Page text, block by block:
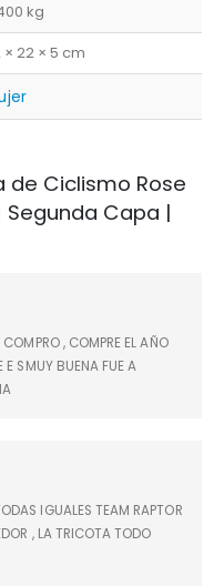
kg
× 22 × 5 cm
de Ciclismo Rose
Segunda Capa |
, COMPRE EL AÑO
E SMUY BUENA FUE A
IGUALES TEAM RAPTOR
, LA TRICOTA TODO